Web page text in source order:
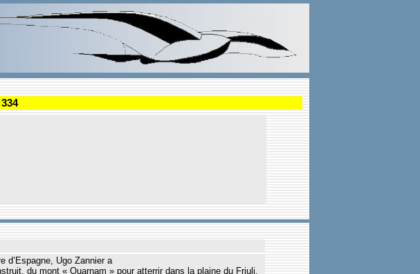
d’Espagne, Ugo Zannier a
du mont « Quarnam » pour atterrir dans la plaine du Friuli.